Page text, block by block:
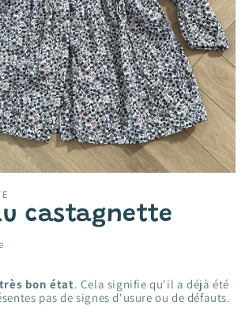
castagnette
très bon état. Cela signifie qu'il a déjà été
pas de signes d'usure ou de défauts.